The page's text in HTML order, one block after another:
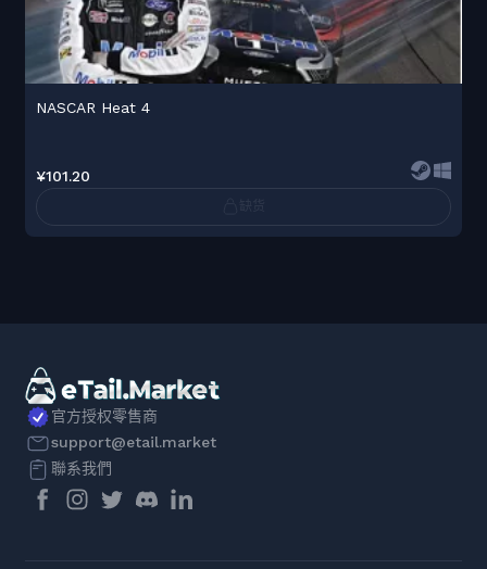
NASCAR Heat 4
¥101.20
官方授权零售商
support@etail.market
聯系我們